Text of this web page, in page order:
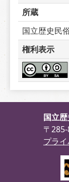
所蔵
国立歴史民
権利表示
国立
〒
プラ